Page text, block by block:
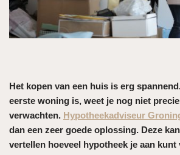
Het kopen van een huis is erg
eerste woning is, weet je nog niet
verwachten. Hypotheekadviseur
dan een zeer goede oplossing. Deze
vertellen hoeveel hypotheek je aan kunt